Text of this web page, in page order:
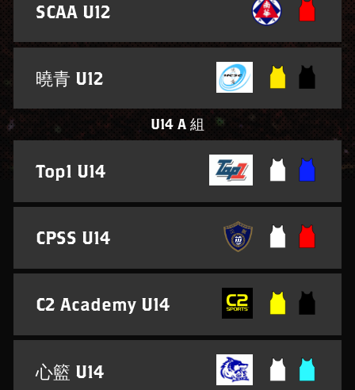
SCAA U12
曉青 U12
U14 A 組
Top1 U14
CPSS U14
C2 Academy U14
心籃 U14